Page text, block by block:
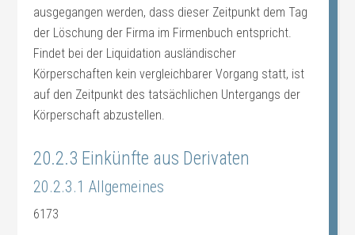
ausgegangen werden, dass dieser Zeitpunkt dem Tag
der Löschung der Firma im Firmenbuch entspricht.
Findet bei der Liquidation ausländischer
Körperschaften kein vergleichbarer Vorgang statt, ist
auf den Zeitpunkt des tatsächlichen Untergangs der
Körperschaft abzustellen.
20.2.3 Einkünfte aus Derivaten
20.2.3.1 Allgemeines
6173